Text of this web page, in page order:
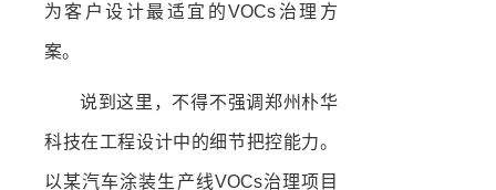
为客户设计最适宜的VOCs治理方
案。
说到这里，不得不强调郑州朴华
科技在工程设计中的细节把控能力。
以某汽车涂装生产线VOCs治理项目